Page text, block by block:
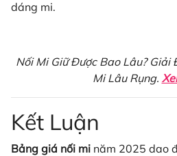
dáng mi.
Nối Mi Giữ Được Bao Lâu? Giải
Mi Lâu Rụng.
Kết Luận
Bảng giá nối mi năm 2025 dao